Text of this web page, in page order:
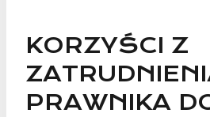
KORZYŚCI Z
PRAWNIKA